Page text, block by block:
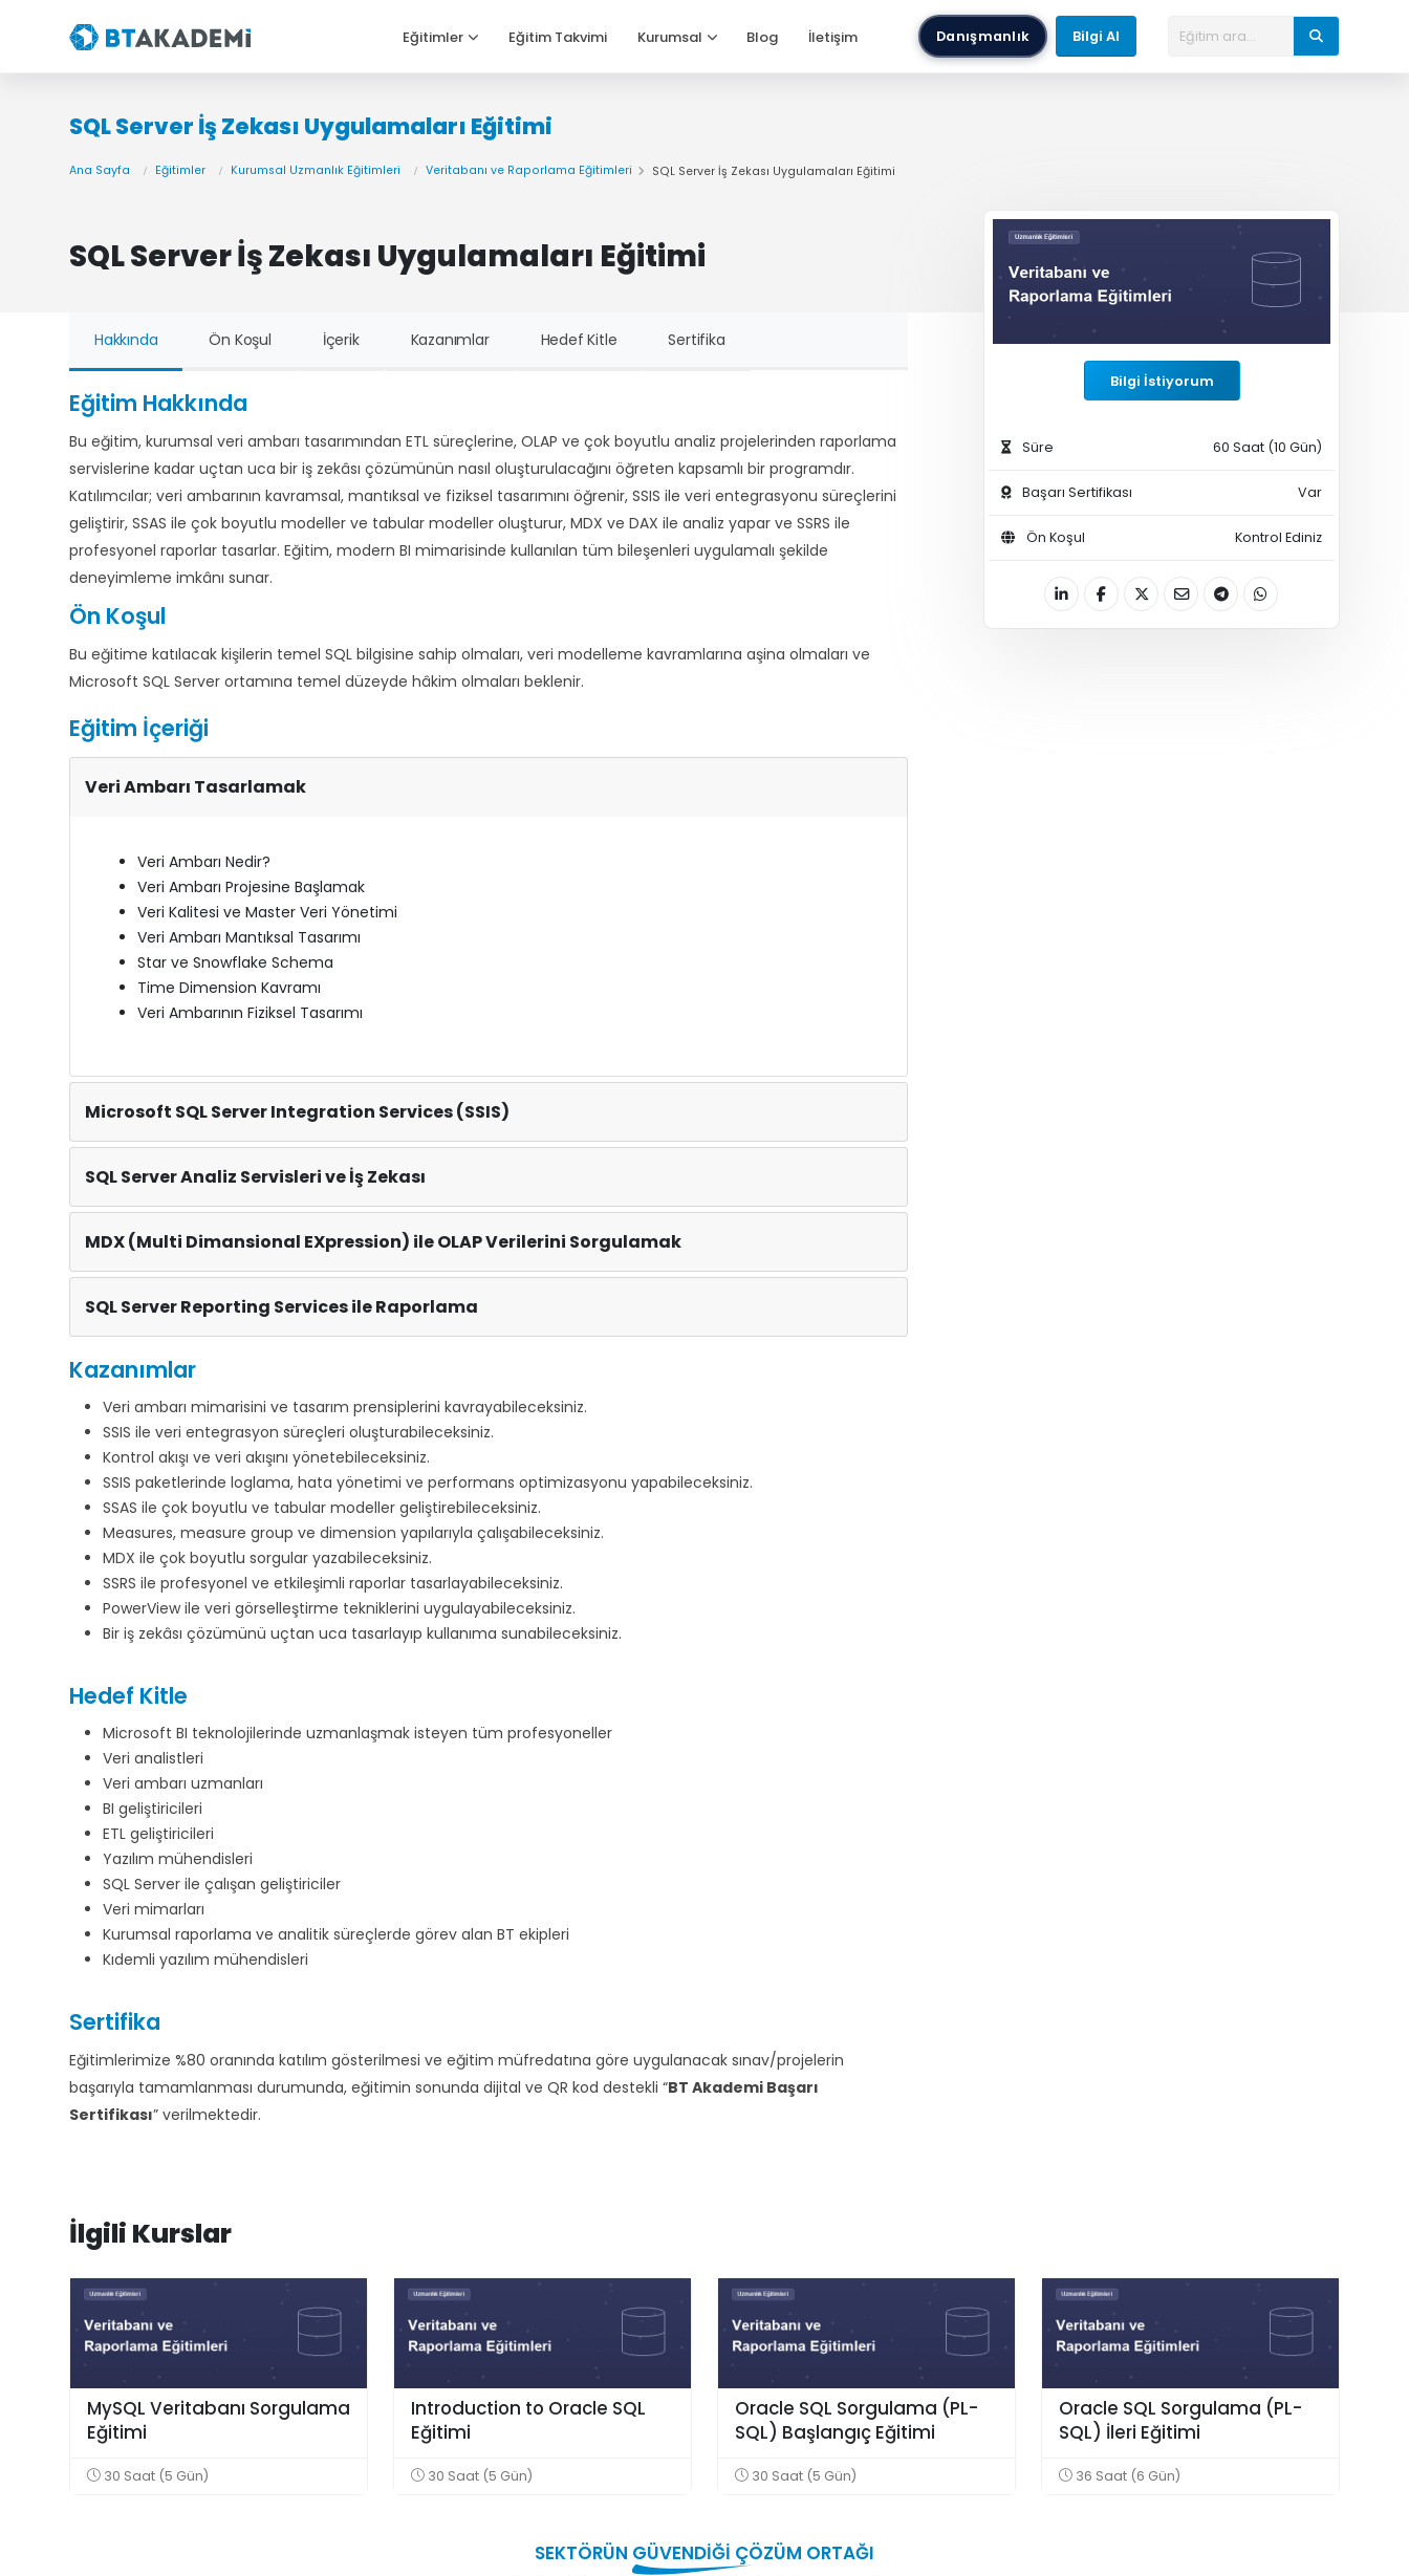
Eğitimler Eğitim Takvimi Kurumsal Blog İletişim Danışmanlık Bilgi Al
SQL Server İş Zekası Uygulamaları Eğitimi
Ana Sayfa Eğitimler Kurumsal Uzmanlık Eğitimleri Veritabanı ve Raporlama Eğitimleri SQL Server İş Zekası Uygulamaları Eğitimi
SQL Server İş Zekası Uygulamaları Eğitimi
Hakkında Ön Koşul İçerik Kazanımlar Hedef Kitle Sertifika
Eğitim Hakkında
Bu eğitim, kurumsal veri ambarı tasarımından ETL süreçlerine, OLAP ve çok boyutlu analiz projelerinden raporlama
servislerine kadar uçtan uca bir iş zekâsı çözümünün nasıl oluşturulacağını öğreten kapsamlı bir programdır.
Katılımcılar; veri ambarının kavramsal, mantıksal ve fiziksel tasarımını öğrenir, SSIS ile veri entegrasyonu süreçlerini
geliştirir, SSAS ile çok boyutlu modeller ve tabular modeller oluşturur, MDX ve DAX ile analiz yapar ve SSRS ile
profesyonel raporlar tasarlar. Eğitim, modern BI mimarisinde kullanılan tüm bileşenleri uygulamalı şekilde
deneyimleme imkânı sunar.
Ön Koşul
Bu eğitime katılacak kişilerin temel SQL bilgisine sahip olmaları, veri modelleme kavramlarına aşina olmaları ve
Microsoft SQL Server ortamına temel düzeyde hâkim olmaları beklenir.
Eğitim İçeriği
Veri Ambarı Tasarlamak
Veri Ambarı Nedir?
Veri Ambarı Projesine Başlamak
Veri Kalitesi ve Master Veri Yönetimi
Veri Ambarı Mantıksal Tasarımı
Star ve Snowflake Schema
Time Dimension Kavramı
Veri Ambarının Fiziksel Tasarımı
Microsoft SQL Server Integration Services (SSIS)
SQL Server Analiz Servisleri ve İş Zekası
MDX (Multi Dimansional EXpression) ile OLAP Verilerini Sorgulamak
SQL Server Reporting Services ile Raporlama
Kazanımlar
Veri ambarı mimarisini ve tasarım prensiplerini kavrayabileceksiniz.
SSIS ile veri entegrasyon süreçleri oluşturabileceksiniz.
Kontrol akışı ve veri akışını yönetebileceksiniz.
SSIS paketlerinde loglama, hata yönetimi ve performans optimizasyonu yapabileceksiniz.
SSAS ile çok boyutlu ve tabular modeller geliştirebileceksiniz.
Measures, measure group ve dimension yapılarıyla çalışabileceksiniz.
MDX ile çok boyutlu sorgular yazabileceksiniz.
SSRS ile profesyonel ve etkileşimli raporlar tasarlayabileceksiniz.
PowerView ile veri görselleştirme tekniklerini uygulayabileceksiniz.
Bir iş zekâsı çözümünü uçtan uca tasarlayıp kullanıma sunabileceksiniz.
Hedef Kitle
Microsoft BI teknolojilerinde uzmanlaşmak isteyen tüm profesyoneller
Veri analistleri
Veri ambarı uzmanları
BI geliştiricileri
ETL geliştiricileri
Yazılım mühendisleri
SQL Server ile çalışan geliştiriciler
Veri mimarları
Kurumsal raporlama ve analitik süreçlerde görev alan BT ekipleri
Kıdemli yazılım mühendisleri
Sertifika
Eğitimlerimize %80 oranında katılım gösterilmesi ve eğitim müfredatına göre uygulanacak sınav/projelerin
başarıyla tamamlanması durumunda, eğitimin sonunda dijital ve QR kod destekli “BT Akademi Başarı
Sertifikası” verilmektedir.
Bilgi İstiyorum
Süre 60 Saat (10 Gün)
Başarı Sertifikası Var
Ön Koşul Kontrol Ediniz
İlgili Kurslar
MySQL Veritabanı Sorgulama
Eğitimi
30 Saat (5 Gün)
Introduction to Oracle SQL
Eğitimi
30 Saat (5 Gün)
Oracle SQL Sorgulama (PL-
SQL) Başlangıç Eğitimi
30 Saat (5 Gün)
Oracle SQL Sorgulama (PL-
SQL) İleri Eğitimi
36 Saat (6 Gün)
SEKTÖRÜN GÜVENDİĞİ ÇÖZÜM ORTAĞI